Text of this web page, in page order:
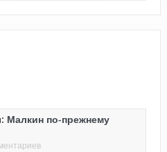
Малкин по-прежнему